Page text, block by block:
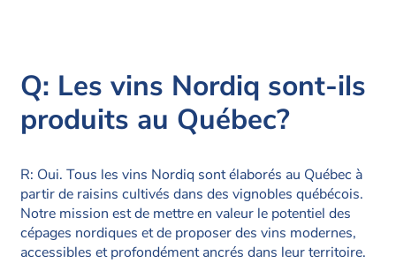
Q: Les vins Nordiq sont-ils
produits au Québec?
R: Oui. Tous les vins Nordiq sont élaborés au Québec à
partir de raisins cultivés dans des vignobles québécois.
Notre mission est de mettre en valeur le potentiel des
cépages nordiques et de proposer des vins modernes,
accessibles et profondément ancrés dans leur territoire.